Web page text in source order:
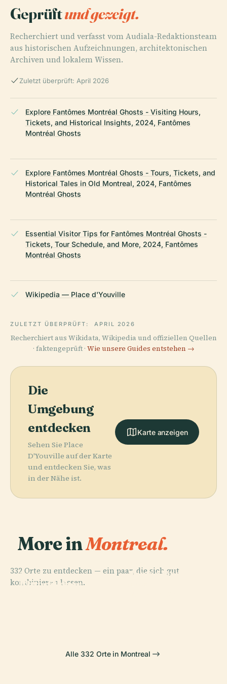
Geprüftund gezeigt.
Recherchiert und verfasst vom Audiala-Redaktionsteam
aus historischen Aufzeichnungen, architektonischen
Archiven und lokalem Wissen.
Zuletzt überprüft: April 2026
Explore Fantômes Montréal Ghosts - Visiting Hours,
Tickets, and Historical Insights, 2024, Fantômes
Montréal Ghosts
Explore Fantômes Montréal Ghosts - Tours, Tickets, and
Historical Tales in Old Montreal, 2024, Fantômes
Montréal Ghosts
Essential Visitor Tips for Fantômes Montréal Ghosts -
Tickets, Tour Schedule, and More, 2024, Fantômes
Montréal Ghosts
Wikipedia — Place d'Youville
ZULETZT ÜBERPRÜFT: APRIL 2026
Recherchiert aus Wikidata, Wikipedia und offiziellen Quellen
· faktengeprüft · Wie unsere Guides entstehen →
Die
Umgebung
entdecken
Sehen Sie Place
D'Youville auf der Karte
und entdecken Sie, was
in der Nähe ist.
Karte anzeigen
More inMontreal.
332 Orte zu entdecken — ein paar, die sich gut
kombinieren lassen.
PLACE
Alter Hafen
Musée Des
PLACE
Botanischer
Alle 332 Orte in Montreal